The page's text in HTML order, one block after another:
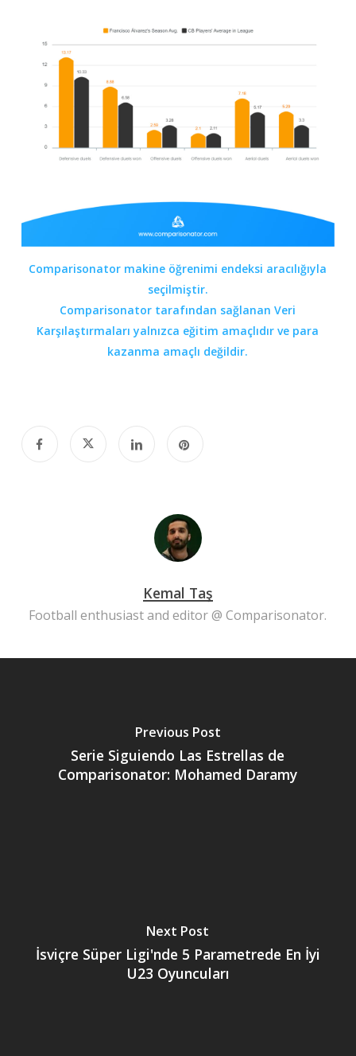
Comparisonator makine öğrenimi endeksi aracılığıyla
seçilmiştir.
Comparisonator tarafından sağlanan Veri
Karşılaştırmaları yalnızca eğitim amaçlıdır ve para
kazanma amaçlı değildir.
Kemal Taş
Football enthusiast and editor @ Comparisonator.
Previous Post
Serie Siguiendo Las Estrellas de
Comparisonator: Mohamed Daramy
Next Post
İsviçre Süper Ligi'nde 5 Parametrede En İyi
U23 Oyuncuları